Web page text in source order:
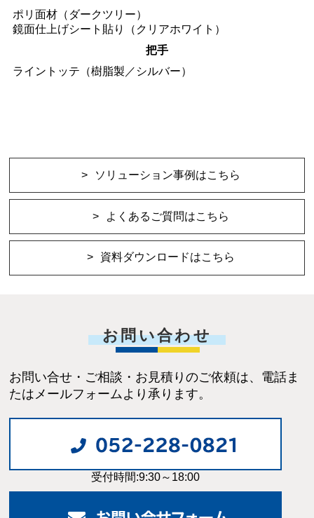
ポリ面材（ダークツリー）
鏡面仕上げシート貼り（クリアホワイト）
把手
ライントッテ（樹脂製／シルバー）
ソリューション事例はこちら
よくあるご質問はこちら
資料ダウンロードはこちら
お問い合わせ
お問い合せ・ご相談・お見積りのご依頼は、電話ま
たはメールフォームより承ります。
受付時間:9:30～18:00